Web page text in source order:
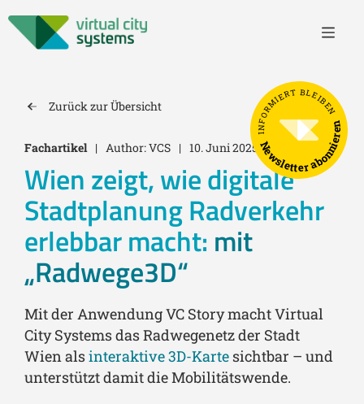
Zurück zur Übersicht
Fachartikel | Author: VCS | 10. Juni 2025
Wien zeigt, wie digitale
Stadtplanung Radverkehr
erlebbar macht: mit
„Radwege3D“
Mit der Anwendung VC Story macht Virtual
City Systems das Radwegenetz der Stadt
Wien alsinteraktive 3D-Karte sichtbar – und
unterstützt damit die Mobilitätswende.
INFORMIERT BLEIBEN
Newsletter abonnieren